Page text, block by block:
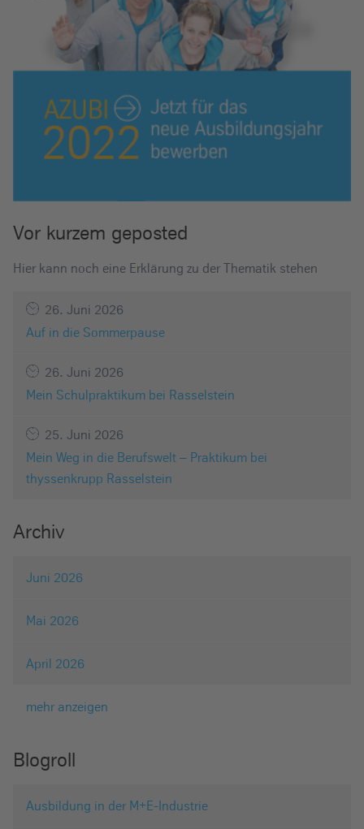
Vor kurzem geposted
Hier kann noch eine Erklärung zu der Thematik stehen
26. Juni 2026
Auf in die Sommerpause
26. Juni 2026
Mein Schulpraktikum bei Rasselstein
25. Juni 2026
Mein Weg in die Berufswelt – Praktikum bei
thyssenkrupp Rasselstein
Archiv
Juni 2026
Mai 2026
April 2026
mehr anzeigen
Blogroll
Ausbildung in der M+E-Industrie